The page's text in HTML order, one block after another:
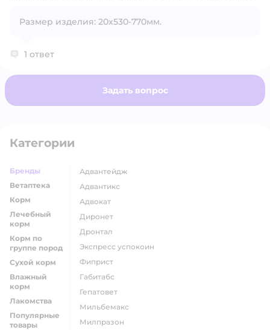
Открыть вопрос
Размер изделия: 20х530-770мм.
1 ответ
Задать вопрос
Категории
Бренды
Ветаптека
Корм
Лечебный
корм
Корм по
группе пород
Сухой корм
Влажный
корм
Лакомства
Популярные
товары
адвантейдж
адвантикс
адвокат
диронет
дронтал
экспресс успокоин
фиприст
габитабс
гепатовет
мильбемакс
милпразон